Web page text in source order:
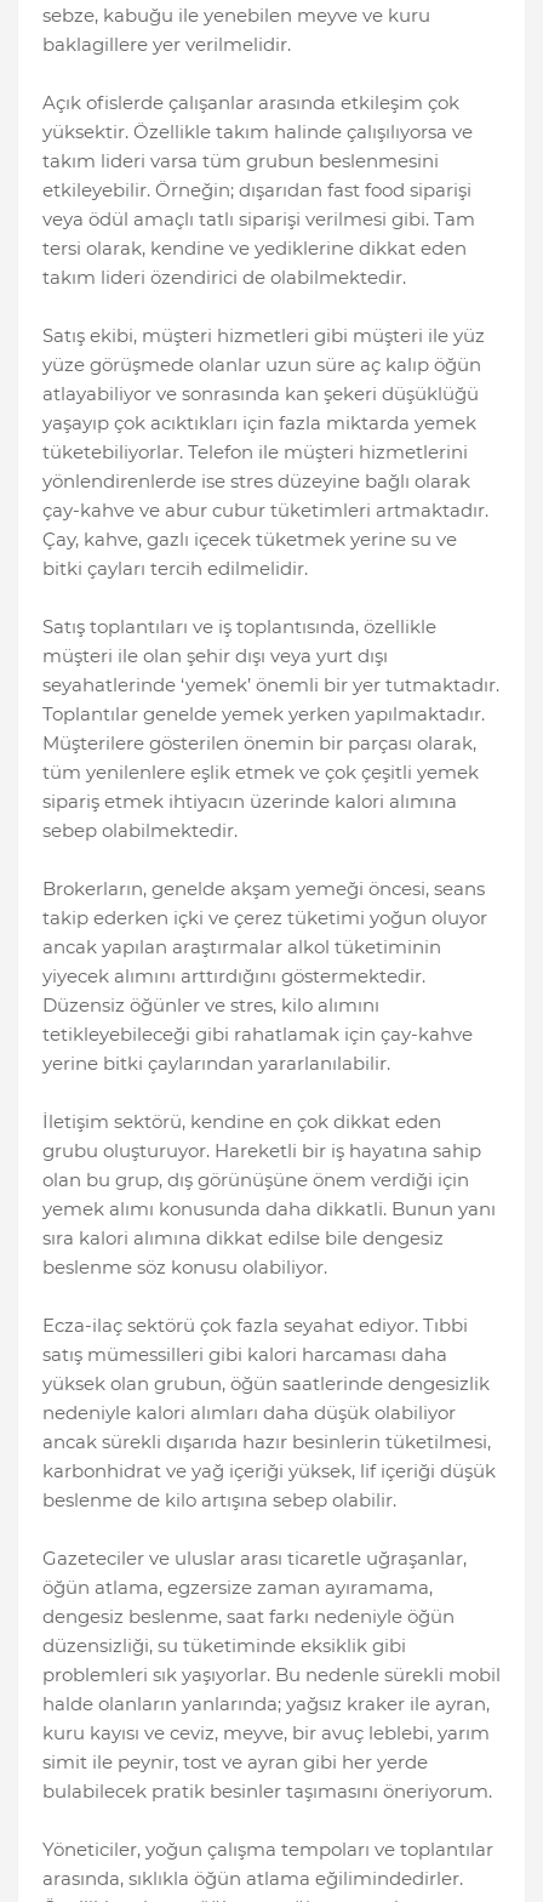
sebze, kabuğu ile yenebilen meyve ve kuru
baklagillere yer verilmelidir.
Açık ofislerde çalışanlar arasında etkileşim çok
yüksektir. Özellikle takım halinde çalışılıyorsa ve
takım lideri varsa tüm grubun beslenmesini
etkileyebilir. Örneğin; dışarıdan fast food siparişi
veya ödül amaçlı tatlı siparişi verilmesi gibi. Tam
tersi olarak, kendine ve yediklerine dikkat eden
takım lideri özendirici de olabilmektedir.
Satış ekibi, müşteri hizmetleri gibi müşteri ile yüz
yüze görüşmede olanlar uzun süre aç kalıp öğün
atlayabiliyor ve sonrasında kan şekeri düşüklüğü
yaşayıp çok acıktıkları için fazla miktarda yemek
tüketebiliyorlar. Telefon ile müşteri hizmetlerini
yönlendirenlerde ise stres düzeyine bağlı olarak
çay-kahve ve abur cubur tüketimleri artmaktadır.
Çay, kahve, gazlı içecek tüketmek yerine su ve
bitki çayları tercih edilmelidir.
Satış toplantıları ve iş toplantısında, özellikle
müşteri ile olan şehir dışı veya yurt dışı
seyahatlerinde ‘yemek’ önemli bir yer tutmaktadır.
Toplantılar genelde yemek yerken yapılmaktadır.
Müşterilere gösterilen önemin bir parçası olarak,
tüm yenilenlere eşlik etmek ve çok çeşitli yemek
sipariş etmek ihtiyacın üzerinde kalori alımına
sebep olabilmektedir.
Brokerların, genelde akşam yemeği öncesi, seans
takip ederken içki ve çerez tüketimi yoğun oluyor
ancak yapılan araştırmalar alkol tüketiminin
yiyecek alımını arttırdığını göstermektedir.
Düzensiz öğünler ve stres, kilo alımını
tetikleyebileceği gibi rahatlamak için çay-kahve
yerine bitki çaylarından yararlanılabilir.
İletişim sektörü, kendine en çok dikkat eden
grubu oluşturuyor. Hareketli bir iş hayatına sahip
olan bu grup, dış görünüşüne önem verdiği için
yemek alımı konusunda daha dikkatli. Bunun yanı
sıra kalori alımına dikkat edilse bile dengesiz
beslenme söz konusu olabiliyor.
Ecza-ilaç sektörü çok fazla seyahat ediyor. Tıbbi
satış mümessilleri gibi kalori harcaması daha
yüksek olan grubun, öğün saatlerinde dengesizlik
nedeniyle kalori alımları daha düşük olabiliyor
ancak sürekli dışarıda hazır besinlerin tüketilmesi,
karbonhidrat ve yağ içeriği yüksek, lif içeriği düşük
beslenme de kilo artışına sebep olabilir.
Gazeteciler ve uluslar arası ticaretle uğraşanlar,
öğün atlama, egzersize zaman ayıramama,
dengesiz beslenme, saat farkı nedeniyle öğün
düzensizliği, su tüketiminde eksiklik gibi
problemleri sık yaşıyorlar. Bu nedenle sürekli mobil
halde olanların yanlarında; yağsız kraker ile ayran,
kuru kayısı ve ceviz, meyve, bir avuç leblebi, yarım
simit ile peynir, tost ve ayran gibi her yerde
bulabilecek pratik besinler taşımasını öneriyorum.
Yöneticiler, yoğun çalışma tempoları ve toplantılar
arasında, sıklıkla öğün atlama eğilimindedirler.